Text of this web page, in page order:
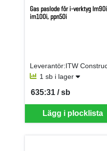
Gas paslode för i-verktyg
im100i, ppn50i
1 sb i lager
Lägg i plocklista
635:31 / sb
SEK per SB